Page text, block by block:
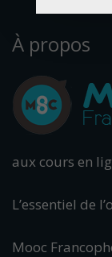
À propos
aux cours en
L’essentiel de
Mooc